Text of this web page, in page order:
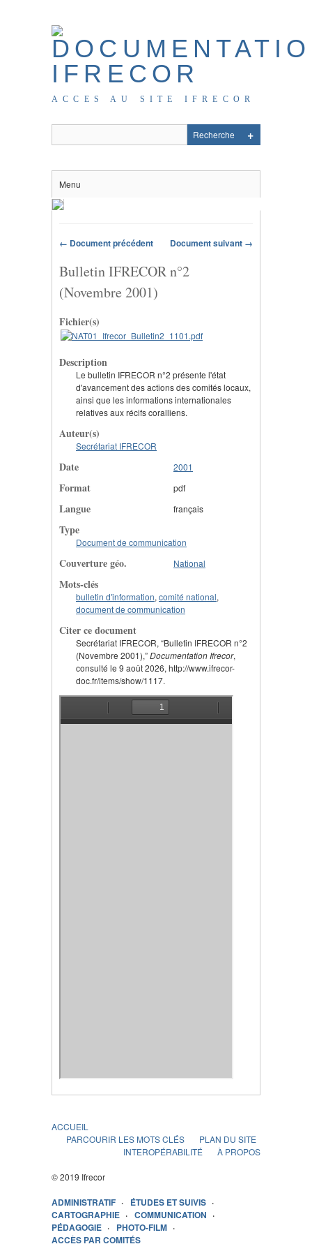
ACCES AU SITE IFRECOR
Menu
← Document précédent Document suivant →
Bulletin IFRECOR n°2
(Novembre 2001)
Fichier(s)
Description
Le bulletin IFRECOR n°2 présente l'état
d'avancement des actions des comités locaux,
ainsi que les informations internationales
relatives aux récifs coralliens.
Auteur(s)
Secrétariat IFRECOR
Date 2001
Format pdf
Langue français
Type
Document de communication
Couverture géo. National
Mots-clés
bulletin d'information, comité national,
document de communication
Citer ce document
Secrétariat IFRECOR, “Bulletin IFRECOR n°2
(Novembre 2001),”Documentation Ifrecor,
consulté le 9 août 2026, http://www.ifrecor-
doc.fr/items/show/1117.
ACCUEIL
PARCOURIR LES MOTS CLÉS
PLAN DU SITE
INTEROPÉRABILITÉ
À PROPOS
© 2019 Ifrecor
ADMINISTRATIF
ÉTUDES ET SUIVIS
CARTOGRAPHIE
COMMUNICATION
PÉDAGOGIE
PHOTO-FILM
ACCÈS PAR COMITÉS